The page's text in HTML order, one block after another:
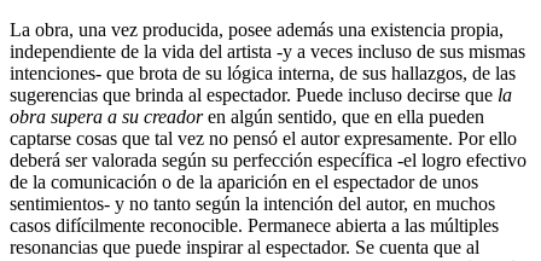
La obra, una vez producida, posee además una existencia propia,
independiente de la vida del artista -y a veces incluso de sus mismas
intenciones- que brota de su lógica interna, de sus hallazgos, de las
sugerencias que brinda al espectador. Puede incluso decirse que la
obra supera a su creadoren algún sentido, que en ella pueden
captarse cosas que tal vez no pensó el autor expresamente. Por ello
deberá ser valorada según su perfección específica -el logro efectivo
de la comunicación o de la aparición en el espectador de unos
sentimientos- y no tanto según la intención del autor, en muchos
casos difícilmente reconocible. Permanece abierta a las múltiples
resonancias que puede inspirar al espectador. Se cuenta que al